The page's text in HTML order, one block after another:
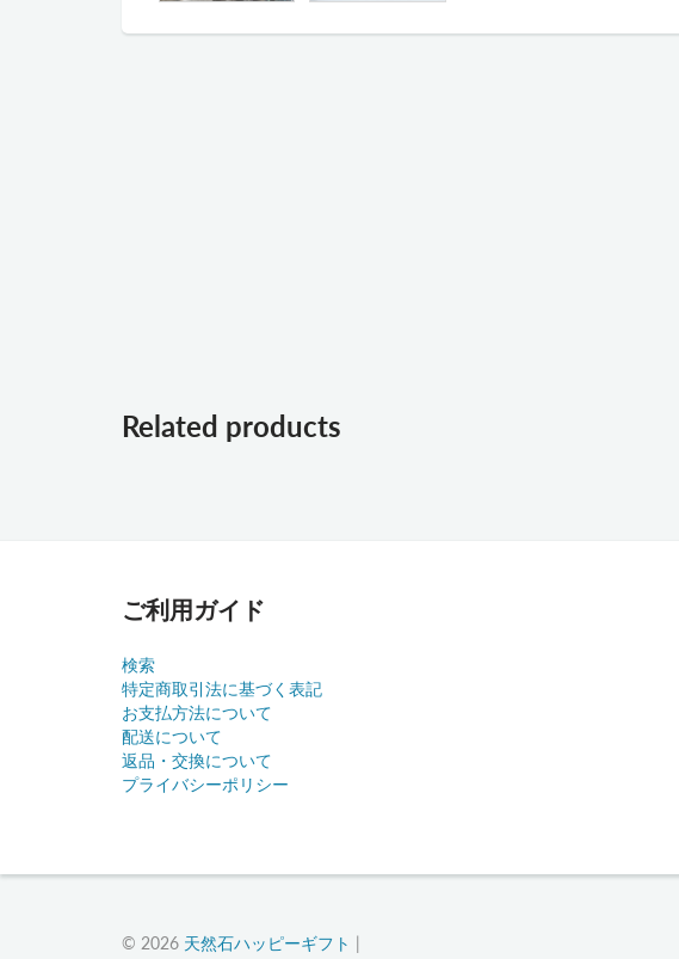
Related products
ご利用ガイド
検索
特定商取引法に基づく表記
お支払方法について
配送について
返品・交換について
プライバシーポリシー
© 2026 天然石ハッピーギフト |